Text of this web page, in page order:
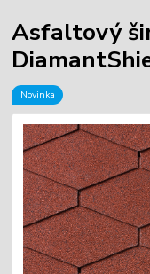
Asfaltový
Novinka